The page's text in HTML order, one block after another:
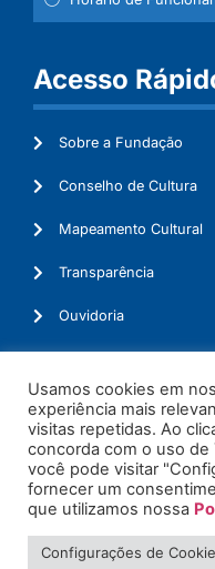
Acesso
Sobre a Fundação
Conselho de Cultura
Mapeamento Cultural
Transparência
Ouvidoria
© 2026.
Usamos cookies em
experiência mais
visitas repetidas. Ao
concorda com o uso de
você pode visitar
fornecer um
que utilizamos nossa
Configurações de